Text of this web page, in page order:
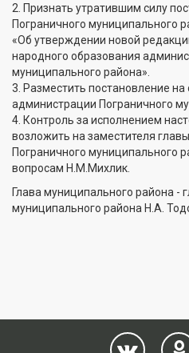
2. Признать утратившим силу
Пограничного муниципального
«Об утверждении новой
народного образования
муниципального района».
3. Разместить постановление
администрации Пограничного
4. Контроль за исполнением
возложить на заместителя
Пограничного муниципального
вопросам Н.М.Михлик.
Глава муниципального района -
муниципального района Н.А.